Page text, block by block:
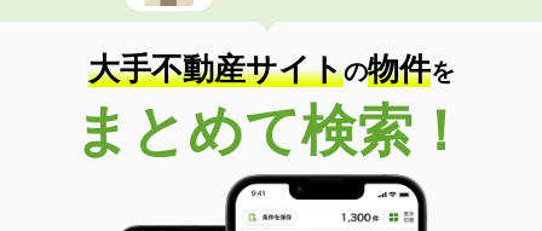
大手不動産サイトの物件を
まとめて検索！